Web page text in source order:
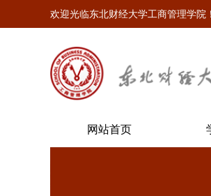
欢迎光临东北财经大学工商管理学院！
网站首页